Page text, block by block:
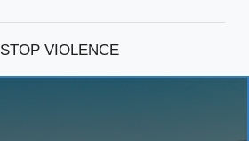
STOP VIOLENCE